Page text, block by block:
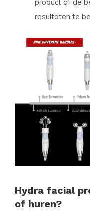
product of de
resultaten te
Hydra facial
of huren?